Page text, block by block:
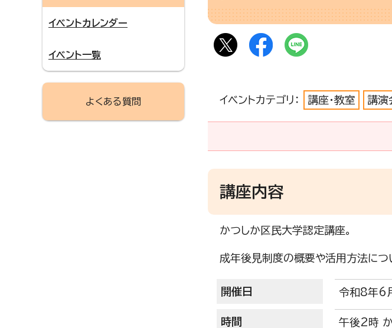
イベントカテゴリ： 講座・教室 講演
講座内容
かつしか区民大学認定講座。
成年後見制度の概要や活用方法につ
開催日 令和8年6
時間 午後2時
イベントカレンダー
イベント一覧
よくある質問